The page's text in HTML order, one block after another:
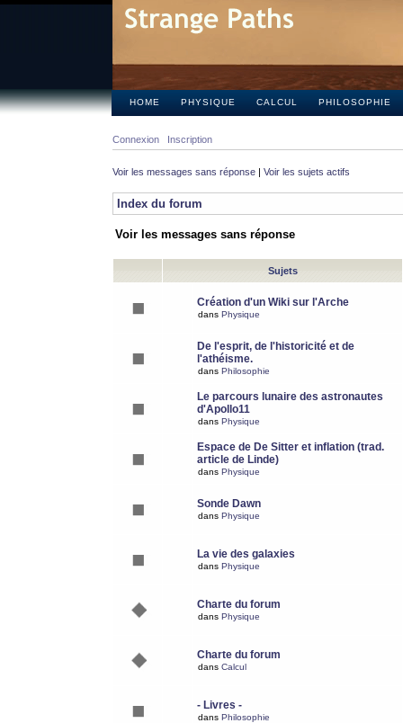
HOME PHYSIQUE CALCUL PHILOSOPHIE
Connexion Inscription
Voir les messages sans réponse | Voir les sujets actifs
Index du forum
Voir les messages sans réponse
Sujets
Création d'un Wiki sur l'Arche
dans Physique
De l'esprit, de l'historicité et de
l'athéisme.
dans Philosophie
Le parcours lunaire des astronautes
d'Apollo11
dans Physique
Espace de De Sitter et inflation (trad.
article de Linde)
dans Physique
Sonde Dawn
dans Physique
La vie des galaxies
dans Physique
Charte du forum
dans Physique
Charte du forum
dans Calcul
- Livres -
dans Philosophie